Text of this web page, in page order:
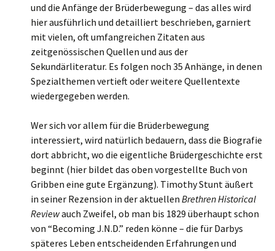
und die Anfänge der Brüderbewegung – das alles wird
hier ausführlich und detailliert beschrieben, garniert
mit vielen, oft umfangreichen Zitaten aus
zeitgenössischen Quellen und aus der
Sekundärliteratur. Es folgen noch 35 Anhänge, in denen
Spezialthemen vertieft oder weitere Quellentexte
wiedergegeben werden.
Wer sich vor allem für die Brüderbewegung
interessiert, wird natürlich bedauern, dass die Biografie
dort abbricht, wo die eigentliche Brüdergeschichte erst
beginnt (hier bildet das oben vorgestellte Buch von
Gribben eine gute Ergänzung). Timothy Stunt äußert
in seiner Rezension in der aktuellen Brethren Historical
Reviewauch Zweifel, ob man bis 1829 überhaupt schon
von “Becoming J.N.D.” reden könne – die für Darbys
späteres Leben entscheidenden Erfahrungen und